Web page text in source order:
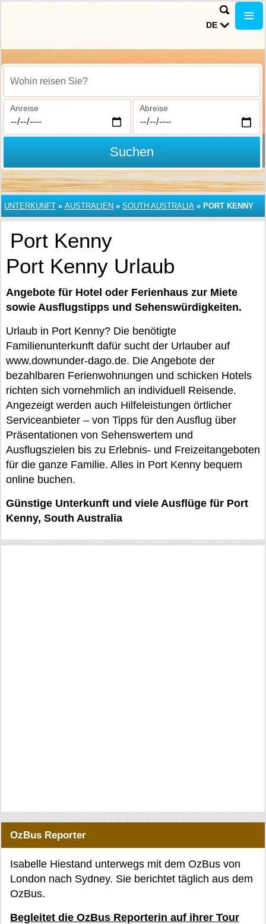
DE
Wohin reisen Sie?
Anreise Abreise
Suchen
UNTERKUNFT » AUSTRALIEN » SOUTH AUSTRALIA » PORT KENNY
Port Kenny
Port Kenny Urlaub
Angebote für Hotel oder Ferienhaus zur Miete
sowie Ausflugstipps und Sehenswürdigkeiten.
Urlaub in Port Kenny? Die benötigte
Familienunterkunft dafür sucht der Urlauber auf
www.downunder-dago.de. Die Angebote der
bezahlbaren Ferienwohnungen und schicken Hotels
richten sich vornehmlich an individuell Reisende.
Angezeigt werden auch Hilfeleistungen örtlicher
Serviceanbieter – von Tipps für den Ausflug über
Präsentationen von Sehenswertem und
Ausflugszielen bis zu Erlebnis- und Freizeitangeboten
für die ganze Familie. Alles in Port Kenny bequem
online buchen.
Günstige Unterkunft und viele Ausflüge für Port
Kenny, South Australia
OzBus Reporter
Isabelle Hiestand unterwegs mit dem OzBus von
London nach Sydney. Sie berichtet täglich aus dem
OzBus.
Begleitet die OzBus Reporterin auf ihrer Tour